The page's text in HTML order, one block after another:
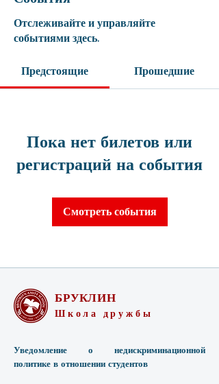
Отслеживайте и управляйте
событиями здесь.
Предстоящие Прошедшие
Пока нет билетов или
регистраций на события
Смотреть события
БРУКЛИН
Школа дружбы
Уведомление о недискриминационной
политике в отношении студентов